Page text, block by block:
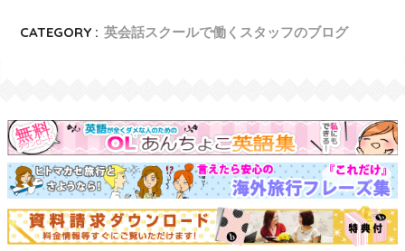
CATEGORY : 英会話スクールで働くスタッフのブログ